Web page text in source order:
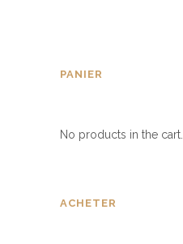
PANIER
No products in the cart.
ACHETER